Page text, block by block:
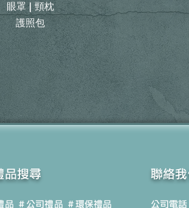
眼罩 | 頸枕
護照包
品搜尋
品 ＃公司禮品 ＃環保禮品
聯絡我
公司電